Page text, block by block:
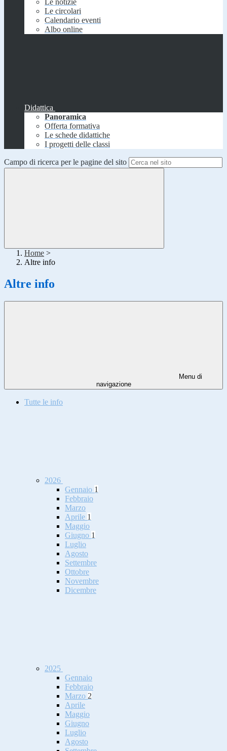
Le notizie
Le circolari
Calendario eventi
Albo online
Didattica
Panoramica
Offerta formativa
Le schede didattiche
I progetti delle classi
Campo di ricerca per le pagine del sito
Home >
Altre info
Altre info
Menu di
navigazione
Tutte le info
2026
Gennaio 1
Febbraio
Marzo
Aprile 1
Maggio
Giugno 1
Luglio
Agosto
Settembre
Ottobre
Novembre
Dicembre
2025
Gennaio
Febbraio
Marzo 2
Aprile
Maggio
Giugno
Luglio
Agosto